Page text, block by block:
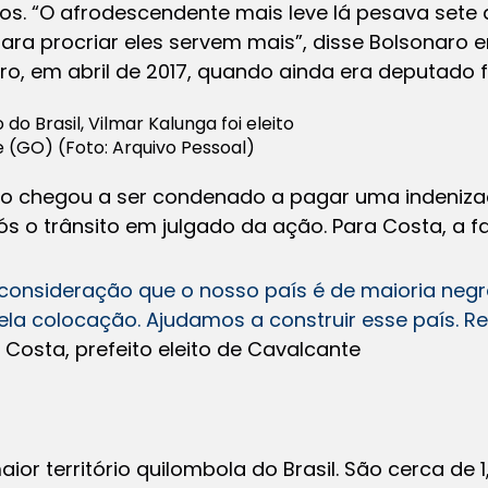
“O afrodescendente mais leve lá pesava sete
procriar eles servem mais”, disse Bolsonaro
em abril de 2017, quando ainda era deputado
Brasil, Vilmar Kalunga foi eleito
(Foto: Arquivo Pessoal)
chegou a ser condenado a pagar uma
o trânsito em julgado da ação. Para Costa, a
que o nosso país é de maioria
colocação. Ajudamos a construir esse país.
Costa, prefeito eleito de Cavalcante
território quilombola do Brasil. São cerca de